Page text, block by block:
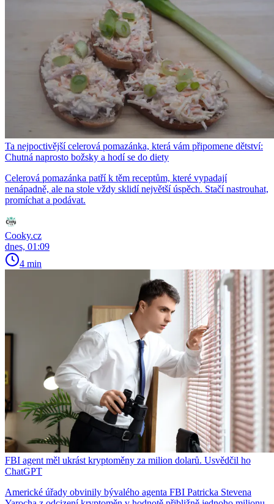
Ta nejpoctivější celerová pomazánka, která vám připomene dětství:
Chutná naprosto božsky a hodí se do diety
Celerová pomazánka patří k těm receptům, které vypadají
nenápadně, ale na stole vždy sklidí největší úspěch. Stačí nastrouhat,
promíchat a podávat.
Cooky.cz
dnes, 01:09
4 min
FBI agent měl ukrást kryptoměny za milion dolarů. Usvědčil ho
ChatGPT
Americké úřady obvinily bývalého agenta FBI Patricka Stevena